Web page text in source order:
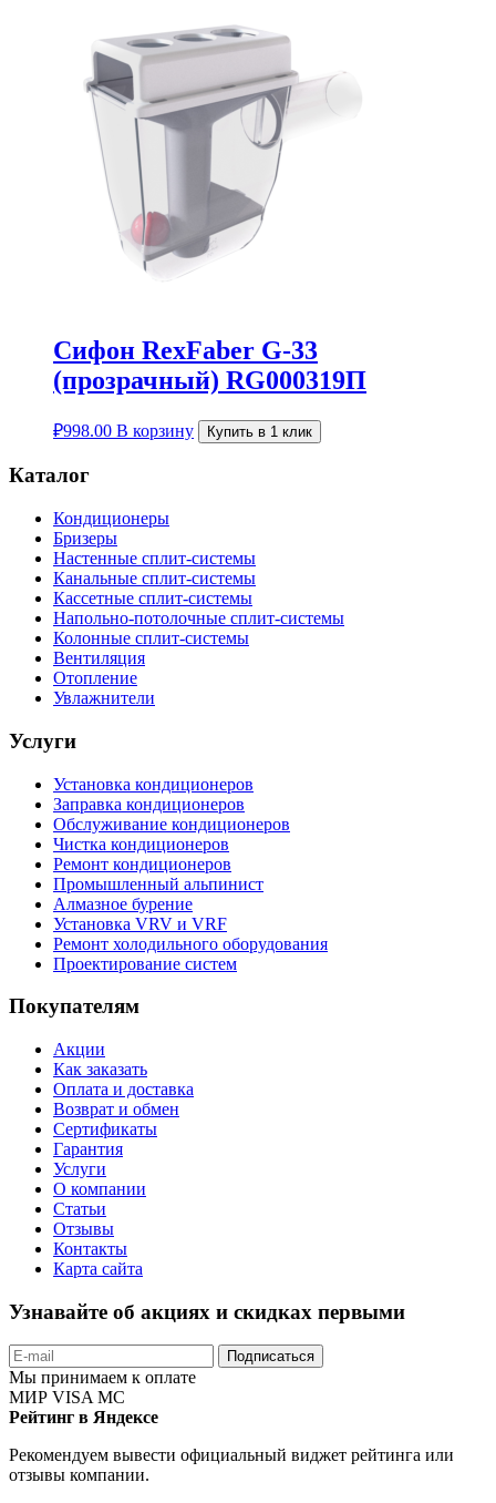
Сифон RexFaber G-33
(прозрачный) RG000319П
₽998.00 В корзину Купить в 1 клик
Каталог
Кондиционеры
Бризеры
Настенные сплит-системы
Канальные сплит-системы
Кассетные сплит-системы
Напольно-потолочные сплит-системы
Колонные сплит-системы
Вентиляция
Отопление
Увлажнители
Услуги
Установка кондиционеров
Заправка кондиционеров
Обслуживание кондиционеров
Чистка кондиционеров
Ремонт кондиционеров
Промышленный альпинист
Алмазное бурение
Установка VRV и VRF
Ремонт холодильного оборудования
Проектирование систем
Покупателям
Акции
Как заказать
Оплата и доставка
Возврат и обмен
Сертификаты
Гарантия
Услуги
О компании
Статьи
Отзывы
Контакты
Карта сайта
Узнавайте об акциях и скидках первыми
Подписаться
Мы принимаем к оплате
МИР VISA MC
Рейтинг в Яндексе
Рекомендуем вывести официальный виджет рейтинга или
отзывы компании.